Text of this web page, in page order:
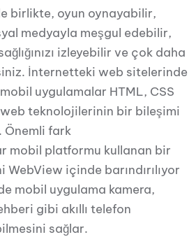
birlikte, oyun oynayabilir,
medyayla meşgul edebilir,
izleyebilir ve çok daha
İnternetteki web sitelerinde
uygulamalar HTML, CSS
teknolojilerinin bir bileşimi
Önemli fark
mobil platformu kullanan bir
WebView içinde barındırılıyor
mobil uygulama kamera,
gibi akıllı telefon
sağlar.